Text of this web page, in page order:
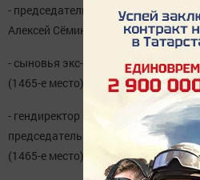
- председатель совета директоров
Алексей Сёмин (1442-е место в
- сыновья экс-президента
(1465-е место);
- гендиректор группы «Таиф»
председатель совета директоров
(1465-е место).